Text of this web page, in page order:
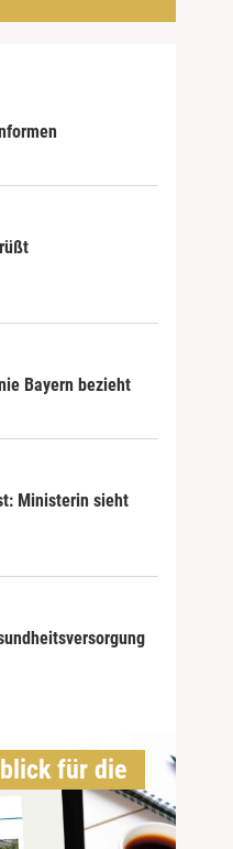
Bayern bezieht
Ministerin sieht
für die